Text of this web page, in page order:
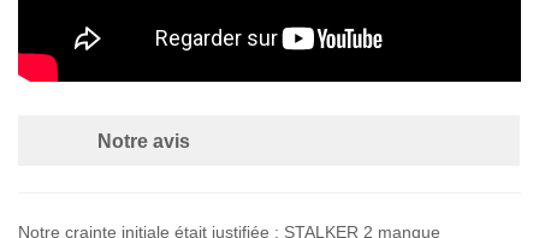
Notre avis
Notre crainte initiale était justifiée : STALKER 2 manque